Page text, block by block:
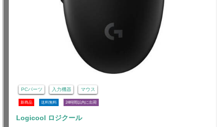
PCパーツ 入力機器 マウス
新商品 送料無料 24時間以内に出荷
Logicool ロジクール